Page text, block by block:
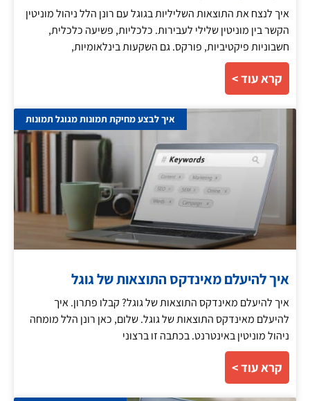
איך לנצח את התוצאות השליליות בגוגל עם רונן הלל ניהול מוניטין
הקשר בין מוניטין שלילי לעבירות. כלכליות, פשיעה כלכלית,
חשבוניות פיקטיביות, פורקס. גם השקעות בינלאומיות,
קרא עוד >
איך לבצע מחיקת תמונות מגוגל תמונות
איך להיעלם מאינדקס התוצאות של גוגל
איך להיעלם מאינדקס התוצאות של גוגל? קבלו פתרון. איך
להיעלם מאינדקס התוצאות של גוגל. שלום, כאן רונן הלל מומחה
ניהול מוניטין באינטרנט. בכתבה זו ברצוני
קרא עוד >